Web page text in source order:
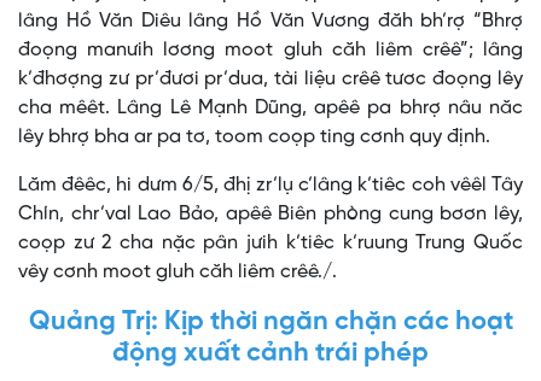
lâng Hồ Văn Diêu lâng Hồ Văn Vương đăh bh’rợ “Bhrợ
đoọng manưih lơơng moot gluh căh liêm crêê”; lâng
k’đhơợng zư pr’đươi pr’dua, tài liệu crêê tươc đoọng lêy
cha mêêt. Lâng Lê Mạnh Dũng, apêê pa bhrợ nâu năc
lêy bhrợ bha ar pa tơ, toom coọp ting cơnh quy định.
Lăm đêêc, hi dưm 6/5, đhị zr’lụ c’lâng k’tiêc coh vêêl Tây
Chín, chr’val Lao Bảo, apêê Biên phòng cung bơơn lêy,
coọp zư 2 cha nặc pân jưih k’tiêc k’ruung Trung Quốc
vêy cơnh moot gluh căh liêm crêê./.
Quảng Trị: Kịp thời ngăn chặn các hoạt
động xuất cảnh trái phép